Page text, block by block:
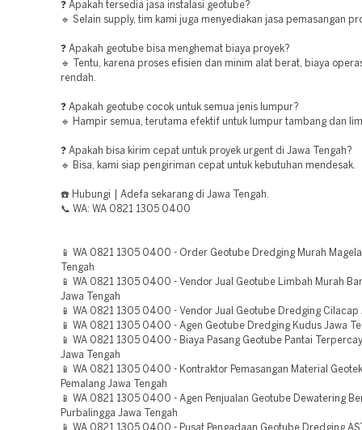
❓ Apakah tersedia jasa instalasi geotube?
🔹 Selain supply, tim kami juga menyediakan jasa pemasangan
❓ Apakah geotube bisa menghemat biaya proyek?
🔹 Tentu, karena proses efisien dan minim alat berat, biaya
rendah.
❓ Apakah geotube cocok untuk semua jenis lumpur?
🔹 Hampir semua, terutama efektif untuk lumpur tambang dan
❓ Apakah bisa kirim cepat untuk proyek urgent di Jawa Tengah?
🔹 Bisa, kami siap pengiriman cepat untuk kebutuhan mendesak.
☎️ Hubungi | Adefa sekarang di Jawa Tengah.
📞 WA: WA 0821 1305 0400
📱 WA 0821 1305 0400 - Order Geotube Dredging Murah
Tengah
📱 WA 0821 1305 0400 - Vendor Jual Geotube Limbah Murah
Jawa Tengah
📱 WA 0821 1305 0400 - Vendor Jual Geotube Dredging Cilacap
📱 WA 0821 1305 0400 - Agen Geotube Dredging Kudus Jawa
📱 WA 0821 1305 0400 - Biaya Pasang Geotube Pantai
Jawa Tengah
📱 WA 0821 1305 0400 - Kontraktor Pemasangan Material
Pemalang Jawa Tengah
📱 WA 0821 1305 0400 - Agen Penjualan Geotube Dewatering
Purbalingga Jawa Tengah
📱 WA 0821 1305 0400 - Pusat Pengadaan Geotube Dredging